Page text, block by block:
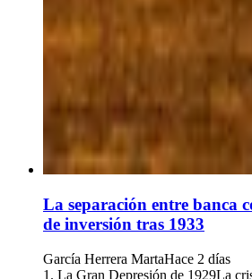
La separación entre banca
de inversión tras 1933
García Herrera MartaHace 2 días
1. La Gran Depresión de 1929La